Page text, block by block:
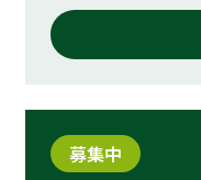
募集中